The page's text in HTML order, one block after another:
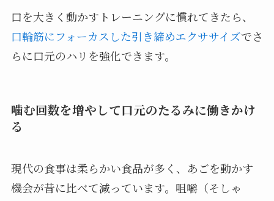
口を大きく動かすトレーニングに慣れてきたら、
口輪筋にフォーカスした引き締めエクササイズでさ
らに口元のハリを強化できます。
噛む回数を増やして口元のたるみに働きかけ
る
現代の食事は柔らかい食品が多く、あごを動かす
機会が昔に比べて減っています。咀嚼（そしゃ